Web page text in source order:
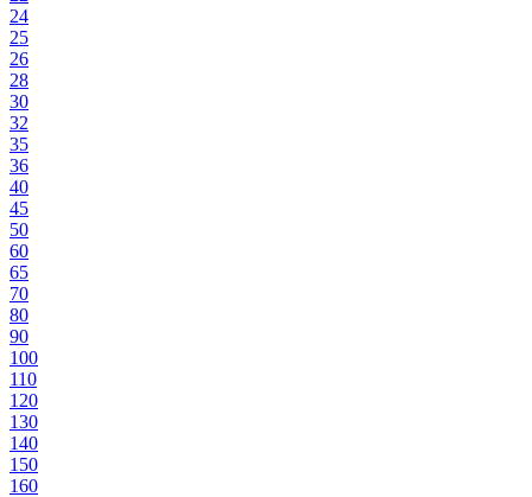
24
25
26
28
30
32
35
36
40
45
50
60
65
70
80
90
100
110
120
130
140
150
160